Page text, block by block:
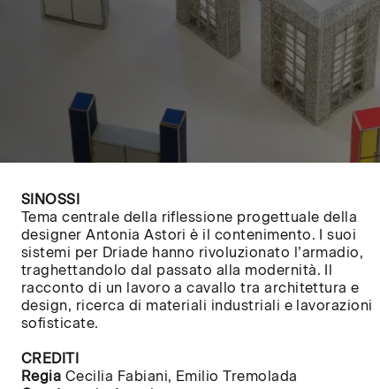
SINOSSI
Tema centrale della riflessione progettuale della
designer Antonia Astori è il contenimento. I suoi
sistemi per Driade hanno rivoluzionato l’armadio,
traghettandolo dal passato alla modernità. Il
racconto di un lavoro a cavallo tra architettura e
design, ricerca di materiali industriali e lavorazioni
sofisticate.
CREDITI
Regia Cecilia Fabiani, Emilio Tremolada